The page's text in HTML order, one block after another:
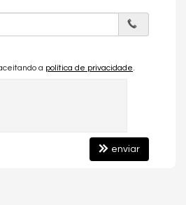
de praia
mobiliado
a política de privacidade
enviar